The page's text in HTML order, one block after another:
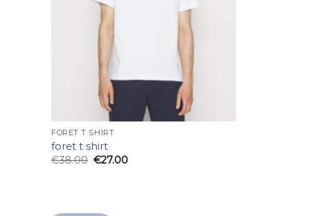
FORET T SHIRT
foret t shirt
€38.00 €27.00